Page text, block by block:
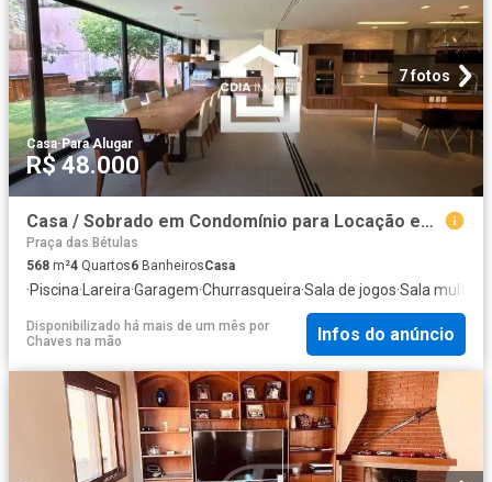
7 fotos
Casa·Para Alugar
R$ 48.000
Casa / Sobrado em Condomínio para Locação em Barueri/SP Alphaville 4 Quartos
Praça das Bétulas
568 m²4 Quartos6 BanheirosCasa
·Piscina·Lareira·Garagem·Churrasqueira·Sala de jogos·Sala
Disponibilizado há mais de um mês por
Chaves na mão
Infos do anúncio